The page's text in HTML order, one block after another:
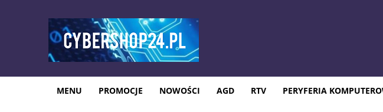
MENU PROMOCJE NOWOŚCI AGD RTV PERYFERIA